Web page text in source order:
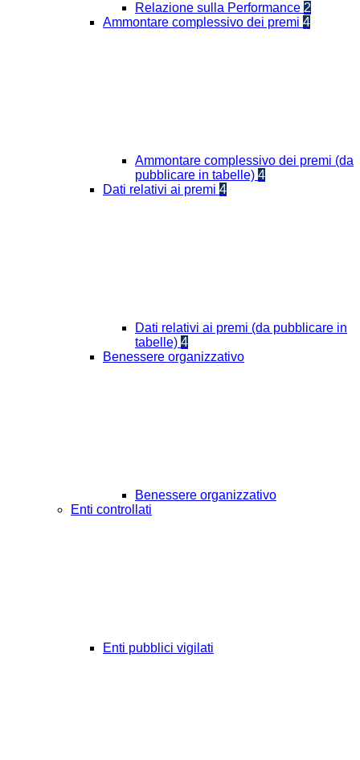
Relazione sulla Performance 2
Ammontare complessivo dei premi 4
Ammontare complessivo dei premi (da
pubblicare in tabelle) 4
Dati relativi ai premi 4
Dati relativi ai premi (da pubblicare in
tabelle) 4
Benessere organizzativo
Benessere organizzativo
Enti controllati
Enti pubblici vigilati